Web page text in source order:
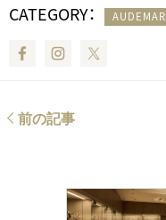
CATEGORY：
FacebookInstagram
前の記事